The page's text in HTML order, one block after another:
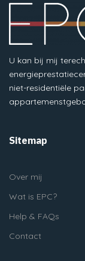
U kan bij mij
niet-residentiële
Sitemap
Over mij
Wat is EPC?
Help & FAQs
Contact